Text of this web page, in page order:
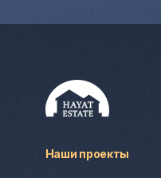
Наши проекты